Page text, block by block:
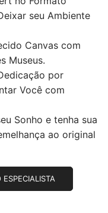
seu Ambiente
Canvas com
Museus.
por
Você com
Sonho e tenha sua
ao original